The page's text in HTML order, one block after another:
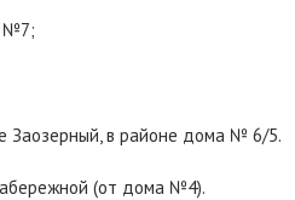
№7;
Заозерный, в районе дома № 6/5.
(от дома №4).